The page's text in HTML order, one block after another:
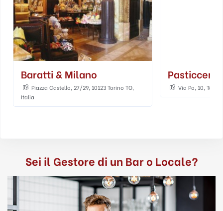
Baratti & Milano
Piazza Castello, 27/29, 10123 Torino TO,
Italia
Via Po, 10,
Sei il Gestore di un Bar o Locale?